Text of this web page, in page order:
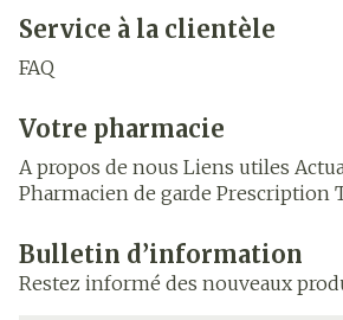
Service à la clientèle
FAQ
Votre pharmacie
A propos de nous Liens utiles
Pharmacien de garde Prescription
Bulletin d’information
Restez informé des nouveaux